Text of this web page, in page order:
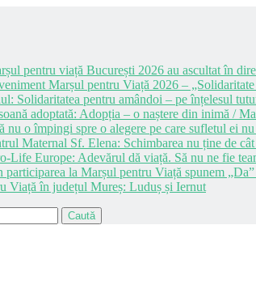
pentru viață București 2026 au ascultat în
Marșul pentru Viață 2026 –
Solidaritatea pentru amândoi – pe înțelesul
adoptată: Adopția – o naștere din inimă /
nu o împingi spre o alegere pe care sufletul ei
Maternal Sf. Elena: Schimbarea nu ține de
Life Europe: Adevărul dă viață. Să nu ne fie
participarea la Marșul pentru Viață spunem
Viață în județul Mureș: Luduș și Iernut
Caută